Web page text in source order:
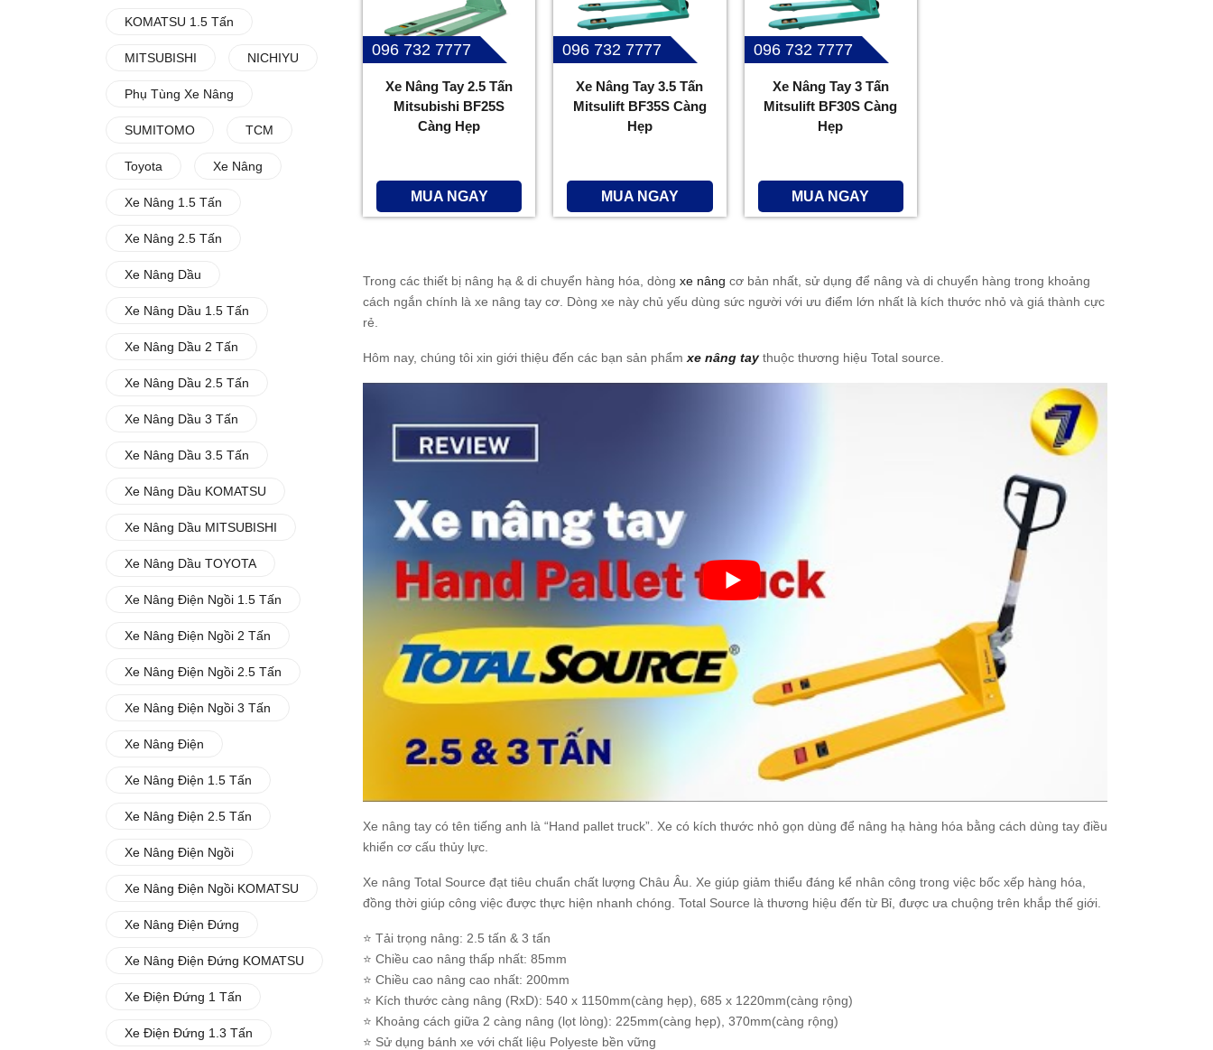
096 732 7777
Xe Nâng Tay 2.5 Tấn
Mitsubishi BF25S
Càng Hẹp
MUA NGAY
096 732 7777
Xe Nâng Tay 3.5 Tấn
Mitsulift BF35S Càng
Hẹp
MUA NGAY
096 732 7777
Xe Nâng Tay 3 Tấn
Mitsulift BF30S Càng
Hẹp
MUA NGAY
Trong các thiết bị nâng hạ & di chuyển hàng hóa, dòng xe nâng cơ bản nhất, sử dụng để nâng và di chuyển hàng trong khoảng
cách ngắn chính là xe nâng tay cơ. Dòng xe này chủ yếu dùng sức người với ưu điểm lớn nhất là kích thước nhỏ và giá thành cực
rẻ.
Hôm nay, chúng tôi xin giới thiệu đến các bạn sản phẩm xe nâng tay thuộc thương hiệu Total source.
Xe nâng tay có tên tiếng anh là “Hand pallet truck”. Xe có kích thước nhỏ gọn dùng để nâng hạ hàng hóa bằng cách dùng tay điều
khiển cơ cấu thủy lực.
Xe nâng Total Source đạt tiêu chuẩn chất lượng Châu Âu. Xe giúp giảm thiểu đáng kể nhân công trong việc bốc xếp hàng hóa,
đồng thời giúp công việc được thực hiện nhanh chóng. Total Source là thương hiệu đến từ Bỉ, được ưa chuộng trên khắp thế giới.
⭐ Tải trọng nâng: 2.5 tấn & 3 tấn
⭐ Chiều cao nâng thấp nhất: 85mm
⭐ Chiều cao nâng cao nhất: 200mm
⭐ Kích thước càng nâng (RxD): 540 x 1150mm(càng hẹp), 685 x 1220mm(càng rộng)
⭐ Khoảng cách giữa 2 càng nâng (lọt lòng): 225mm(càng hẹp), 370mm(càng rộng)
⭐ Sử dụng bánh xe với chất liệu Polyeste bền vững
KOMATSU 1.5 Tấn
MITSUBISHI NICHIYU
Phụ Tùng Xe Nâng
SUMITOMO TCM
Toyota Xe Nâng
Xe Nâng 1.5 Tấn
Xe Nâng 2.5 Tấn
Xe Nâng Dầu
Xe Nâng Dầu 1.5 Tấn
Xe Nâng Dầu 2 Tấn
Xe Nâng Dầu 2.5 Tấn
Xe Nâng Dầu 3 Tấn
Xe Nâng Dầu 3.5 Tấn
Xe Nâng Dầu KOMATSU
Xe Nâng Dầu MITSUBISHI
Xe Nâng Dầu TOYOTA
Xe Nâng Điện Ngồi 1.5 Tấn
Xe Nâng Điện Ngồi 2 Tấn
Xe Nâng Điện Ngồi 2.5 Tấn
Xe Nâng Điện Ngồi 3 Tấn
Xe Nâng Điện
Xe Nâng Điện 1.5 Tấn
Xe Nâng Điện 2.5 Tấn
Xe Nâng Điện Ngồi
Xe Nâng Điện Ngồi KOMATSU
Xe Nâng Điện Đứng
Xe Nâng Điện Đứng KOMATSU
Xe Điện Đứng 1 Tấn
Xe Điện Đứng 1.3 Tấn